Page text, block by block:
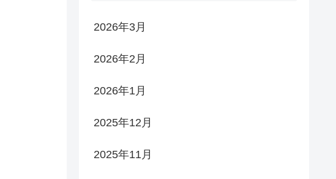
2026年3月
2026年2月
2026年1月
2025年12月
2025年11月